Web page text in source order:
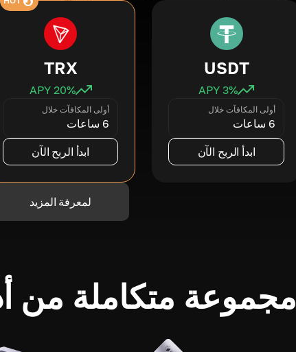
USDT
3% APY
أولى المكافآت خلال
6 ساعات
ابدأ الربح الآن
TRX
20% APY
أولى المكافآت خلال
6 ساعات
ابدأ الربح الآن
لمعرفة المزيد
مجموعة متكاملة من